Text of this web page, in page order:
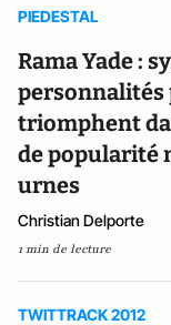
PIEDESTAL
Rama Yade :
triomphent
de popularité
urnes
Christian Delporte
1 min de lecture
TWITTRACK 2012